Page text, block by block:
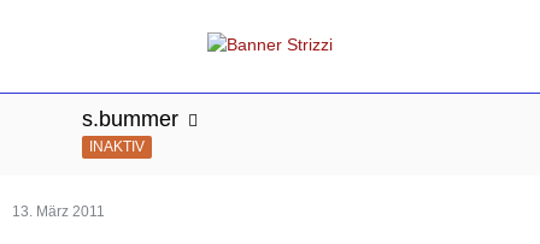
s.bummer
INAKTIV
13. März 2011